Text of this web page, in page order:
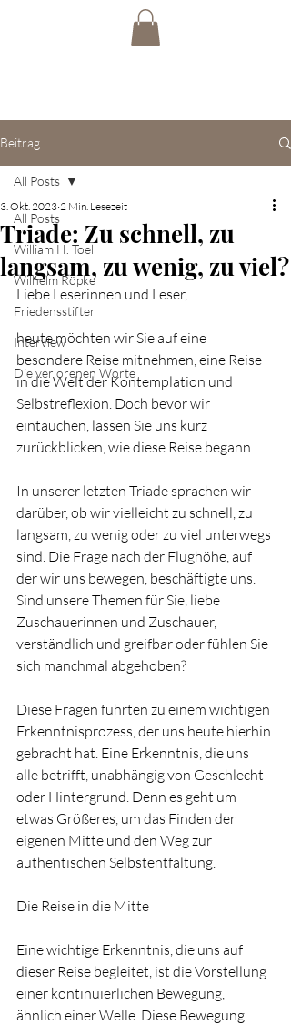
Beitrag
All Posts
William H. Toel
Wilhelm Röpke
Friedensstifter
Interview
Die verlorenen Worte
All Posts
Triade: Zu schnell, zu
langsam, zu wenig, zu viel?
3. Okt. 2023 2 Min. Lesezeit
Liebe Leserinnen und Leser,
heute möchten wir Sie auf eine
besondere Reise mitnehmen, eine Reise
in die Welt der Kontemplation und
Selbstreflexion. Doch bevor wir
eintauchen, lassen Sie uns kurz
zurückblicken, wie diese Reise begann.
In unserer letzten Triade sprachen wir
darüber, ob wir vielleicht zu schnell, zu
langsam, zu wenig oder zu viel unterwegs
sind. Die Frage nach der Flughöhe, auf
der wir uns bewegen, beschäftigte uns.
Sind unsere Themen für Sie, liebe
Zuschauerinnen und Zuschauer,
verständlich und greifbar oder fühlen Sie
sich manchmal abgehoben?
Diese Fragen führten zu einem wichtigen
Erkenntnisprozess, der uns heute hierhin
gebracht hat. Eine Erkenntnis, die uns
alle betrifft, unabhängig von Geschlecht
oder Hintergrund. Denn es geht um
etwas Größeres, um das Finden der
eigenen Mitte und den Weg zur
authentischen Selbstentfaltung.
Die Reise in die Mitte
Eine wichtige Erkenntnis, die uns auf
dieser Reise begleitet, ist die Vorstellung
einer kontinuierlichen Bewegung,
ähnlich einer Welle. Diese Bewegung